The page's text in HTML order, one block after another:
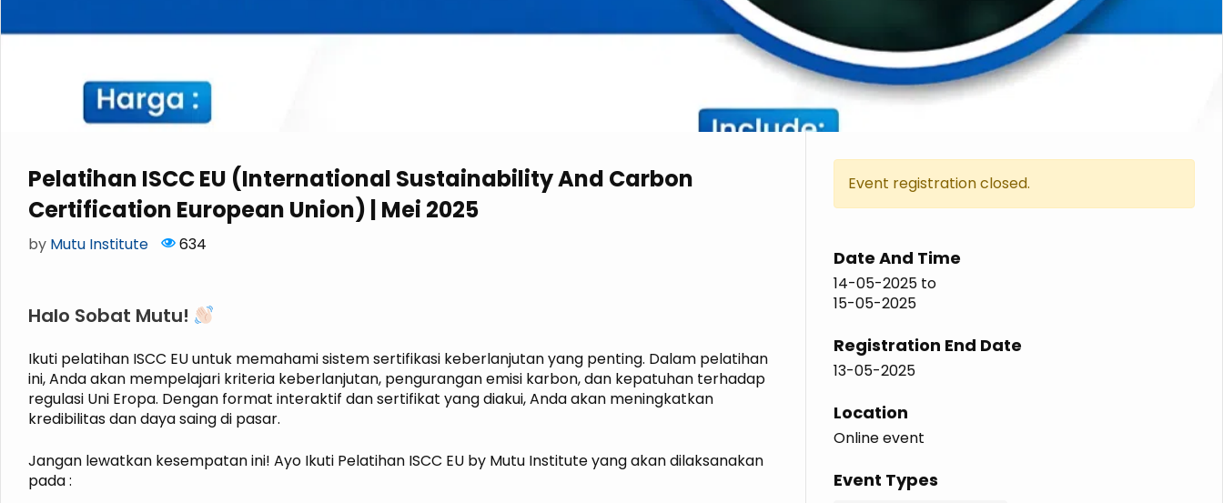
Pelatihan ISCC EU (International Sustainability And Carbon
Certification European Union) | Mei 2025
by Mutu Institute 634
Halo Sobat Mutu!
Ikuti pelatihan ISCC EU untuk memahami sistem sertifikasi keberlanjutan yang penting. Dalam pelatihan
ini, Anda akan mempelajari kriteria keberlanjutan, pengurangan emisi karbon, dan kepatuhan terhadap
regulasi Uni Eropa. Dengan format interaktif dan sertifikat yang diakui, Anda akan meningkatkan
kredibilitas dan daya saing di pasar.
Jangan lewatkan kesempatan ini! Ayo Ikuti Pelatihan ISCC EU by Mutu Institute yang akan dilaksanakan
pada :
Event registration closed.
Date And Time
14-05-2025 to
15-05-2025
Registration End Date
13-05-2025
Location
Online event
Event Types